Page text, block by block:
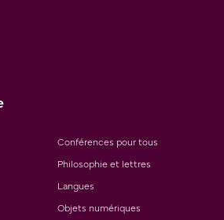
Conférences pour tous
Philosophie et lettres
Langues
Objets numériques